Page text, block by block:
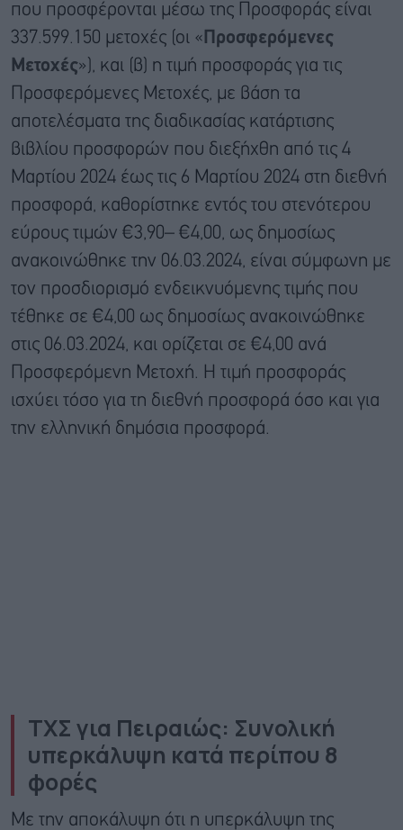
που προσφέρονται μέσω της Προσφοράς είναι
337.599.150 μετοχές (οι « Προσφερόμενες
Μετοχές»), και (β) η τιμή προσφοράς για τις
Προσφερόμενες Μετοχές, με βάση τα
αποτελέσματα της διαδικασίας κατάρτισης
βιβλίου προσφορών που διεξήχθη από τις 4
Μαρτίου 2024 έως τις 6 Μαρτίου 2024 στη διεθνή
προσφορά, καθορίστηκε εντός του στενότερου
εύρους τιμών €3,90– €4,00, ως δημοσίως
ανακοινώθηκε την 06.03.2024, είναι σύμφωνη με
τον προσδιορισμό ενδεικνυόμενης τιμής που
τέθηκε σε €4,00 ως δημοσίως ανακοινώθηκε
στις 06.03.2024, και ορίζεται σε €4,00 ανά
Προσφερόμενη Μετοχή. Η τιμή προσφοράς
ισχύει τόσο για τη διεθνή προσφορά όσο και για
την ελληνική δημόσια προσφορά.
ΤΧΣ για Πειραιώς: Συνολική
υπερκάλυψη κατά περίπου 8
φορές
Με την αποκάλυψη ότι η υπερκάλυψη της